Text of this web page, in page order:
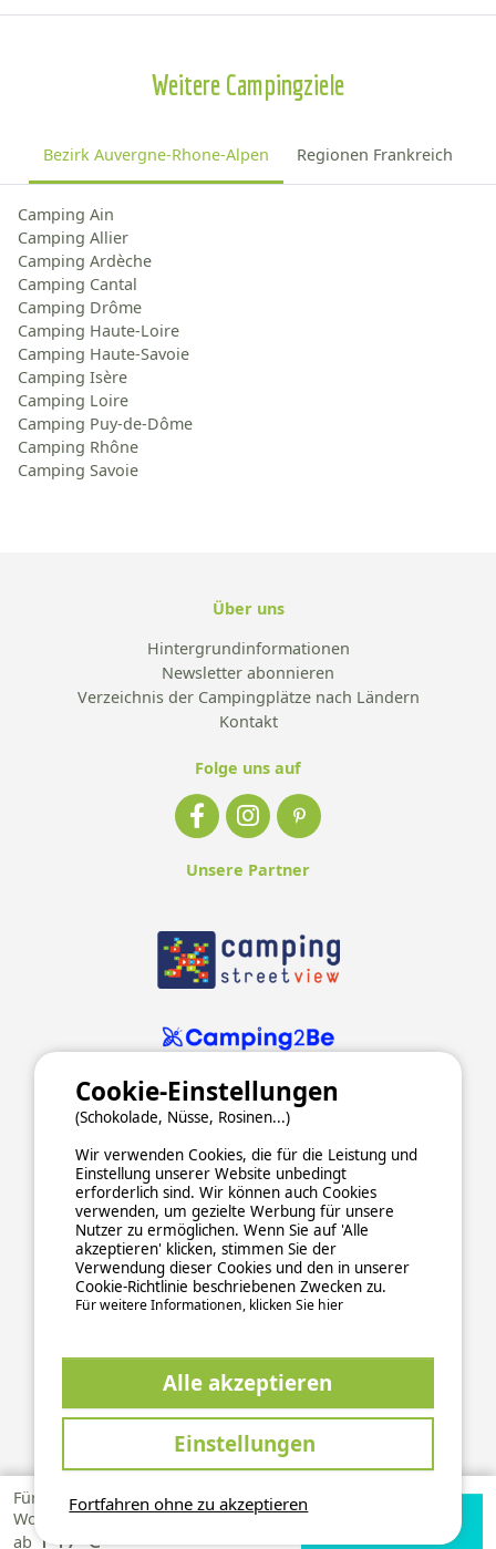
Für 1
Woche
ab 147 €
Verfügbarkeiten
Weitere Campingziele
Bezirk Auvergne-Rhone-Alpen Regionen Frankreich
Camping Ain
Camping Allier
Camping Ardèche
Camping Cantal
Camping Drôme
Camping Haute-Loire
Camping Haute-Savoie
Camping Isère
Camping Loire
Camping Puy-de-Dôme
Camping Rhône
Camping Savoie
Über uns
Hintergrundinformationen
Newsletter abonnieren
Verzeichnis der Campingplätze nach Ländern
Kontakt
Folge uns auf
Unsere Partner
ALLGEMEINE NUTZUNGSBEDINGUNGEN
DATENSCHUTZERKLÄRUNGCOOKIESIMPRESSUM
Sichere und zuverlässige Zahlungsabwicklung
This site is protected by reCAPTCHA and the Google
andTerms of Serviceapply.
2026 Ucamping. All rights reserved, all media and pictures are
Fortfahren ohne zu akzeptieren
Cookie-Einstellungen
(Schokolade, Nüsse, Rosinen...)
Wir verwenden Cookies, die für die Leistung und
Einstellung unserer Website unbedingt
erforderlich sind. Wir können auch Cookies
verwenden, um gezielte Werbung für unsere
Nutzer zu ermöglichen. Wenn Sie auf 'Alle
akzeptieren' klicken, stimmen Sie der
Verwendung dieser Cookies und den in unserer
Cookie-Richtlinie beschriebenen Zwecken zu.
Für weitere Informationen, klicken Sie hier
Alle akzeptieren
Einstellungen